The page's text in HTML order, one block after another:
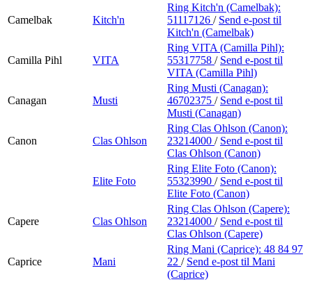
Camelbak Kitch'n
Ring Kitch'n (Camelbak):
51117126 / Send e-post til
Kitch'n (Camelbak)
Camilla Pihl VITA
Ring VITA (Camilla Pihl):
55317758 / Send e-post til
VITA (Camilla Pihl)
Canagan Musti
Ring Musti (Canagan):
46702375 / Send e-post til
Musti (Canagan)
Canon Clas Ohlson
Ring Clas Ohlson (Canon):
23214000 / Send e-post til
Clas Ohlson (Canon)
Elite Foto
Ring Elite Foto (Canon):
55323990 / Send e-post til
Elite Foto (Canon)
Capere Clas Ohlson
Ring Clas Ohlson (Capere):
23214000 / Send e-post til
Clas Ohlson (Capere)
Caprice Mani
Ring Mani (Caprice): 48 84 97
22 / Send e-post til Mani
(Caprice)